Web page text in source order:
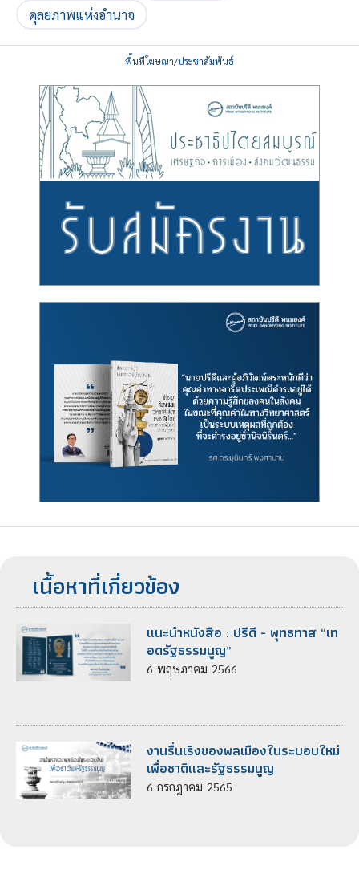
ดุลยภาพแห่งอำนาจ
พื้นที่โฆษณา/ประชาสัมพันธ์
เนื้อหาที่เกี่ยวข้อง
แนะนำหนังสือ : ปรีดี - พุทธทาส “เท
อดรัฐธรรมนูญ”
6 พฤษภาคม 2566
งานรื่นเริงของพลเมืองในระบอบใหม่
เพื่อชาติและรัฐธรรมนูญ
6 กรกฎาคม 2565